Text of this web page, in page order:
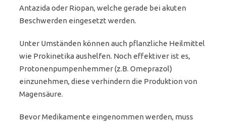
Antazida oder Riopan, welche gerade bei akuten
Beschwerden eingesetzt werden.
Unter Umständen können auch pflanzliche Heilmittel
wie Prokinetika aushelfen. Noch effektiver ist es,
Protonenpumpenhemmer (z.B. Omeprazol)
einzunehmen, diese verhindern die Produktion von
Magensäure.
Bevor Medikamente eingenommen werden, muss